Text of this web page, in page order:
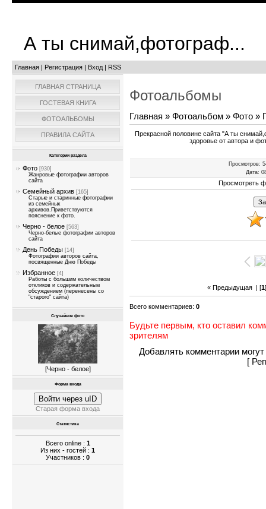
А ты снимай,фотограф...
Главная | Регистрация | Вход | RSS
ГЛАВНАЯ СТРАНИЦА
ГОСТЕВАЯ КНИГА
ФОТОАЛЬБОМЫ
ПРАВИЛА САЙТА
Категории раздела
Фото [930]
Жанровые фотографии авторов
сайта
Семейный архив [165]
Старые и старинные фотографии
из семейных
архивов.Приветствуются
пояснение к фото.
Черно - белое [563]
Черно-белые фотографии авторов
сайта
День Победы [14]
Фотографии авторов сайта,
посвященные Дню Победы
Избранное [4]
Работы с большим количеством
откликов и содержательным
обсуждением (перенесены со
"старого" сайта)
Случайное фото
[Черно - белое]
Форма входа
Войти через uID
Старая форма входа
Статистика
Всего online : 1
Из них - гостей : 1
Участников : 0
Фотоальбомы
Главная » Фотоальбом » Фото »
Прекрасной половине сайта "А ты
здоровье от автора и
Просмотров:
Дата:
Просмотреть
« Предыдущая| [1
Всего комментариев: 0
Будьте первым, кто оставил
зрителям
Добавлять комментарии
[